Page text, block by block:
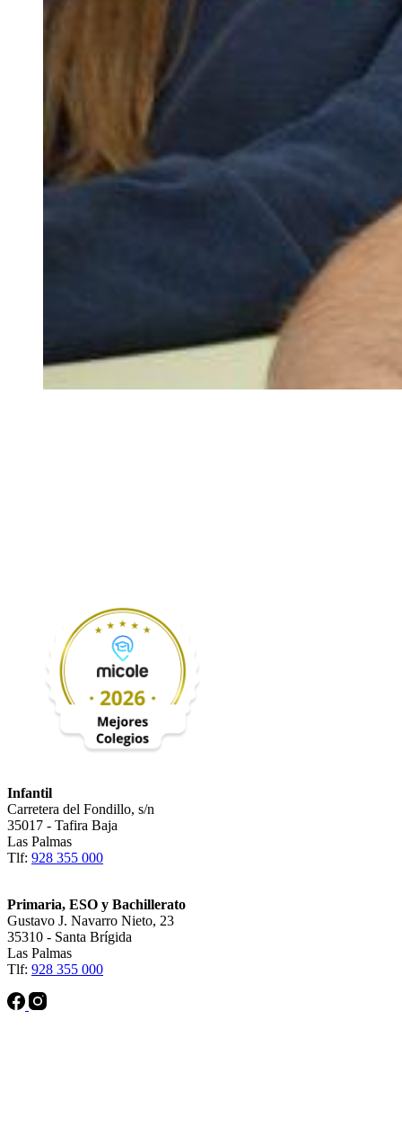
Infantil
Carretera del Fondillo, s/n
35017 - Tafira Baja
Las Palmas
Tlf: 928 355 000
Primaria, ESO y Bachillerato
Gustavo J. Navarro Nieto, 23
35310 - Santa Brígida
Las Palmas
Tlf: 928 355 000